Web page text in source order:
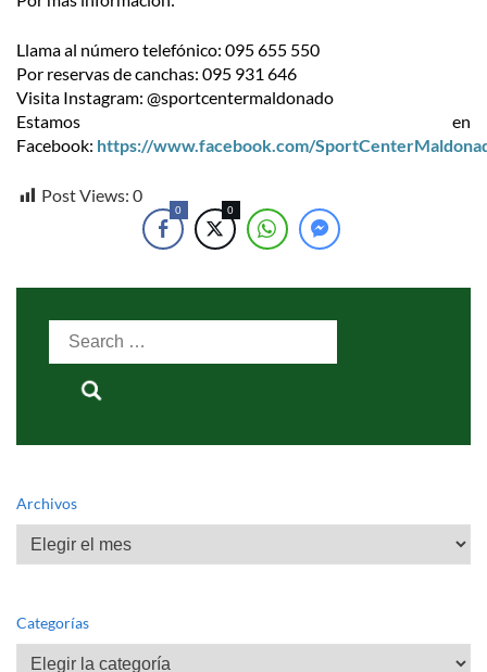
Llama al número telefónico: 095 655 550
Por reservas de canchas: 095 931 646
Visita Instagram: @sportcentermaldonado
Estamos en
Facebook: https://www.facebook.com/
Post Views: 0
0 0
Search
Archivos
Archivos
Categorías
Categorías